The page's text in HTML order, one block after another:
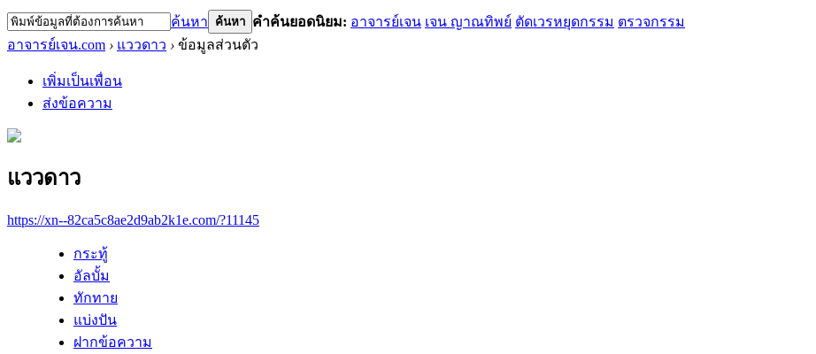
ค้นหา ค้นหา คำค้นยอดนิยม: อาจารย์เจน เจน ญาณทิพย์ ตัดเวรหยุดกรรม ตรวจกรรม
อาจารย์เจน.com › แววดาว › ข้อมูลส่วนตัว
เพิ่มเป็นเพื่อน
ส่งข้อความ
แววดาว
https://xn--82ca5c8ae2d9ab2k1e.com/?11145
กระทู้
อัลบั้ม
ทักทาย
แบ่งปัน
ฝากข้อความ